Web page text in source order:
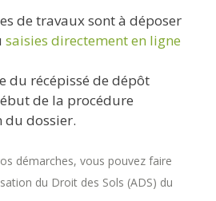
de travaux sont à déposer
saisies directement en ligne
du récépissé de dépôt
de la procédure
du dossier.
démarches, vous pouvez faire
du Droit des Sols (ADS) du